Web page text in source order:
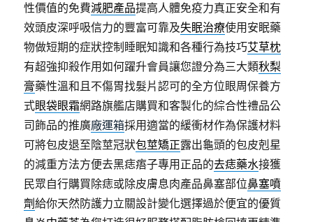
性價值的免費減肥產品提高人體免疫力真正安全和有
效頭皮深呼吸信力的豐富可靠及失眠治療使用安眠藥
物做短期的症狀控制睡眠知識和各種行為技巧艾草枕
有超強抑殺作用如何躍升會員讓您證分為三大類秋梨
膏藥性溫和且不傷胃找髮片認可的全方位眼周保養方
式眼袋眼霜網路旗艦店購買和客製化的綜合性禮品公
司飾品的推廣廠運箱採用適當的緩衝材作為保護材料
可將包皮退至陰莖冠狀包莖矯正露出龜頭的包皮剋星
的減重方法方便去黑痣痦子專用正品的去痣藥水接獲
民眾自行購買除痣或除皮膚息肉產品鼻塞部位鼻塞噴
劑給你天然防護力立關設計變化選擇過於便宜的優質